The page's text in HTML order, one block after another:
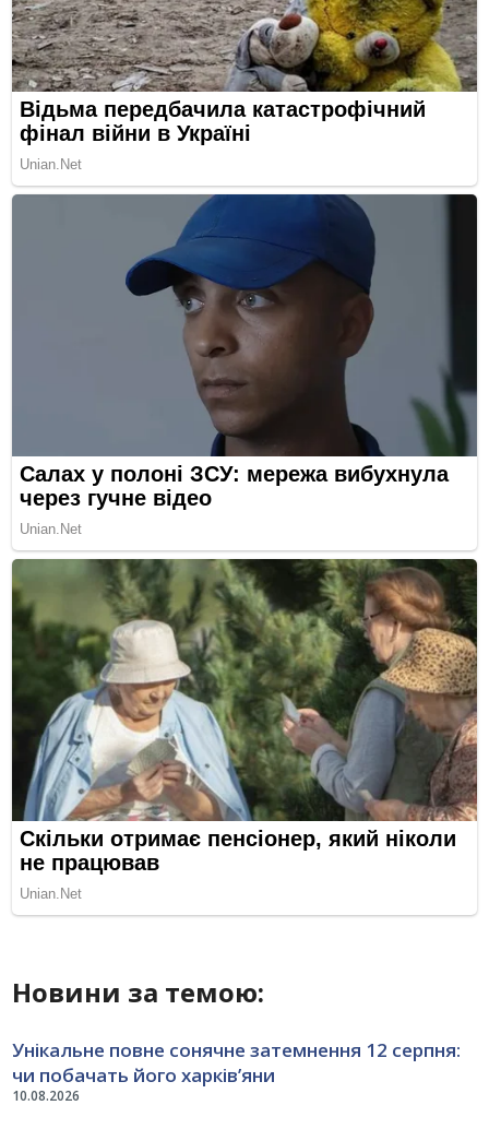
Новини за темою:
10.08.2026
Унікальне повне сонячне затемнення 12 серпня:
чи побачать його харків’яни